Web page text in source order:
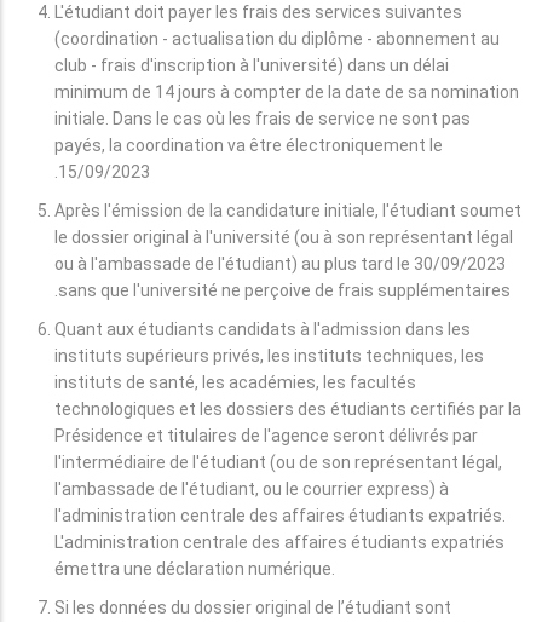
L'étudiant doit payer les frais des services suivantes
(coordination - actualisation du diplôme - abonnement au
club - frais d'inscription à l'université) dans un délai
minimum de 14 jours à compter de la date de sa nomination
initiale. Dans le cas où les frais de service ne sont pas
payés, la coordination va être électroniquement le
15/09/2023.
Après l'émission de la candidature initiale, l'étudiant soumet
le dossier original à l'université (ou à son représentant légal
ou à l'ambassade de l'étudiant) au plus tard le 30/09/2023
sans que l'université ne perçoive de frais supplémentaires.
Quant aux étudiants candidats à l'admission dans les
instituts supérieurs privés, les instituts techniques, les
instituts de santé, les académies, les facultés
technologiques et les dossiers des étudiants certifiés par la
Présidence et titulaires de l'agence seront délivrés par
l'intermédiaire de l'étudiant (ou de son représentant légal,
l'ambassade de l'étudiant, ou le courrier express) à
l'administration centrale des affaires étudiants expatriés.
L'administration centrale des affaires étudiants expatriés
émettra une déclaration numérique.
Si les données du dossier original de l’étudiant sont